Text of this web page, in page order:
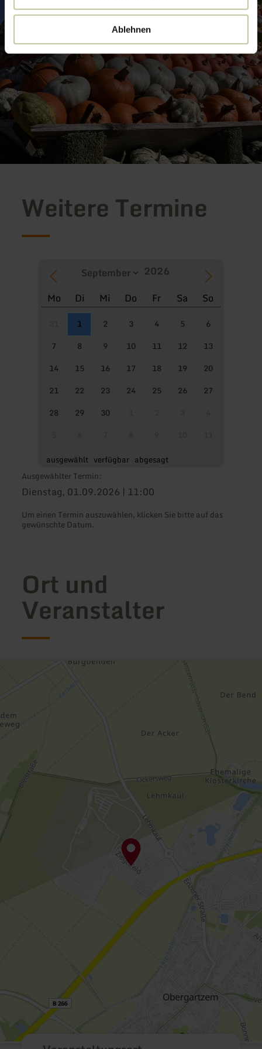
Ablehnen
Weitere Termine
Mo Di Mi Do Fr Sa So
1 2 3 4 5
6
7
8 9 10 11 12
13
14
15 16 17 18 19
20
21
22 23 24 25 26
27
28
29 30
ausgewählt verfügbar abgesagt
Ausgewählter Termin:
Dienstag, 01.09.2026 | 11:00
Um einen Termin auszuwählen, klicken Sie bitte auf das
gewünschte Datum.
Ort und
Veranstalter